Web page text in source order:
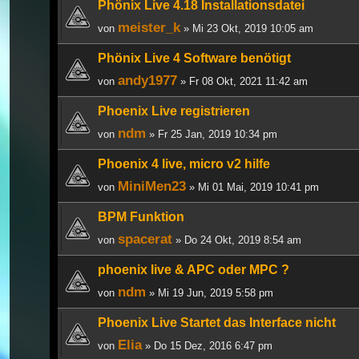
Phönix Live 4.18 Installationsdatei
von meister_k » Mi 23 Okt, 2019 10:05 am
Phönix Live 4 Software benötigt
von andy1977 » Fr 08 Okt, 2021 11:42 am
Phoenix Live registrieren
von ndm » Fr 25 Jan, 2019 10:34 pm
Phoenix 4 live, micro v2 hilfe
von MiniMen23 » Mi 01 Mai, 2019 10:41 pm
BPM Funktion
von spacerat » Do 24 Okt, 2019 8:54 am
phoenix live & APC oder MPC ?
von ndm » Mi 19 Jun, 2019 5:58 pm
Phoenix Live Startet das Interface nicht
von Elia» Do 15 Dez, 2016 6:47 pm